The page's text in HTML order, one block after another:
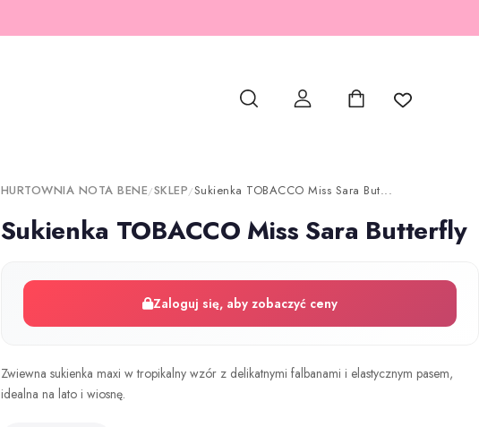
HURTOWNIA NOTA BENE/SKLEP/Sukienka TOBACCO Miss Sara But...
Sukienka TOBACCO Miss Sara Butterfly
Zaloguj się, aby zobaczyć ceny
Zwiewna sukienka maxi w tropikalny wzór z delikatnymi falbanami i elastycznym pasem,
idealna na lato i wiosnę.